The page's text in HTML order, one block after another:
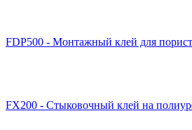
FDP500 - Монтажный клей для
FX200 - Стыковочный клей на